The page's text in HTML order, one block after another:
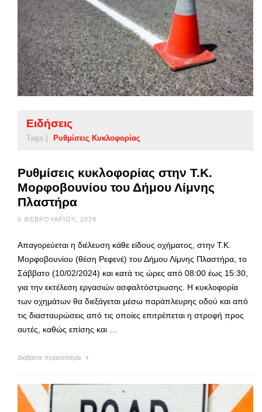
Ειδήσεις
Tags | Ρυθμίσεις Κυκλοφορίας
Ρυθμίσεις κυκλοφορίας στην Τ.Κ.
Μορφοβουνίου του Δήμου Λίμνης
Πλαστήρα
6 ΦΕΒΡΟΥΑΡΊΟΥ, 2024
Απαγορεύεται η διέλευση κάθε είδους οχήματος, στην Τ.Κ.
Μορφοβουνίου (θέση Ρεφενέ) του Δήμου Λίμνης Πλαστήρα, το
Σάββατο (10/02/2024) και κατά τις ώρες από 08:00 έως 15:30,
για την εκτέλεση εργασιών ασφαλτόστρωσης. Η κυκλοφορία
των οχημάτων θα διεξάγεται μέσω παράπλευρης οδού και από
τις διασταυρώσεις από τις οποίες επιτρέπεται η στροφή προς
αυτές, καθώς επίσης και …
Διαβάστε περισσότερα